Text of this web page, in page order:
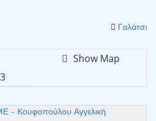
Γαλάτσι
Show Map